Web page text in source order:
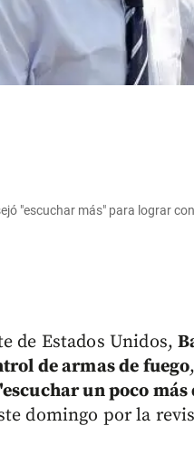
"escuchar más" para lograr
de Estados Unidos,
de armas de fuego
un poco más
domingo por la